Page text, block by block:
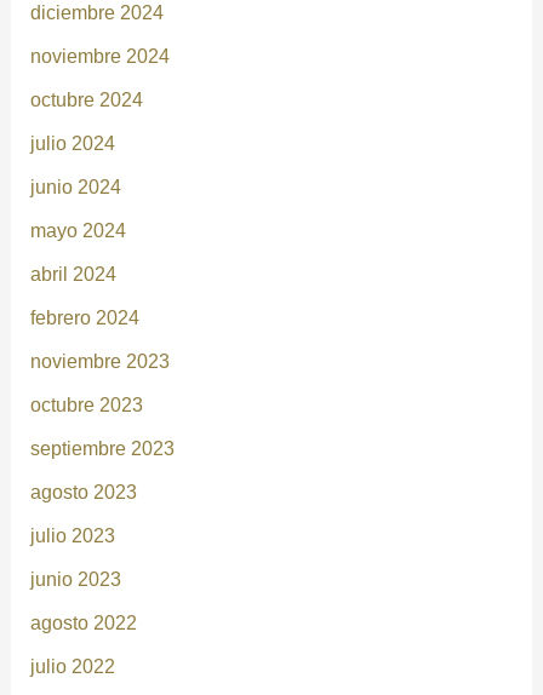
diciembre 2024
noviembre 2024
octubre 2024
julio 2024
junio 2024
mayo 2024
abril 2024
febrero 2024
noviembre 2023
octubre 2023
septiembre 2023
agosto 2023
julio 2023
junio 2023
agosto 2022
julio 2022